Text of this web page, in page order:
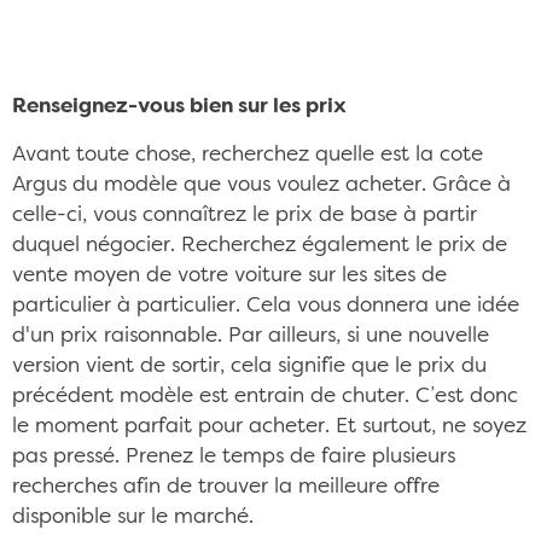
Renseignez-vous bien sur les prix
Avant toute chose, recherchez quelle est la cote
Argus du modèle que vous voulez acheter. Grâce à
celle-ci, vous connaîtrez le prix de base à partir
duquel négocier. Recherchez également le prix de
vente moyen de votre voiture sur les sites de
particulier à particulier. Cela vous donnera une idée
d'un prix raisonnable. Par ailleurs, si une nouvelle
version vient de sortir, cela signifie que le prix du
précédent modèle est entrain de chuter. C’est donc
le moment parfait pour acheter. Et surtout, ne soyez
pas pressé. Prenez le temps de faire plusieurs
recherches afin de trouver la meilleure offre
disponible sur le marché.